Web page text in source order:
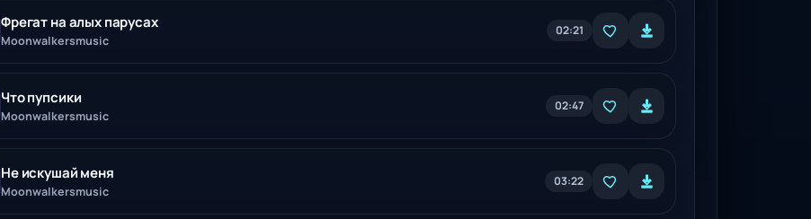
Фрегат на алых парусах
Moonwalkersmusic
02:21
Что пупсики
Moonwalkersmusic
02:47
Не искушай меня
Moonwalkersmusic
03:22